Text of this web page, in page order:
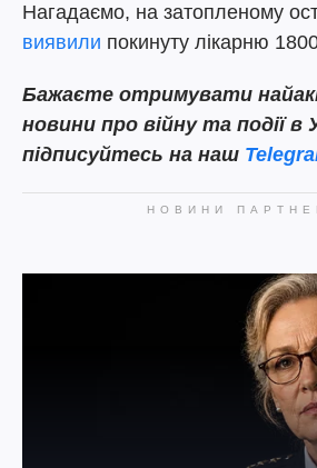
Нагадаємо, на затопленому
виявили покинуту лікарню
Бажаєте отримувати
новини про війну та події в
підписуйтесь на наш